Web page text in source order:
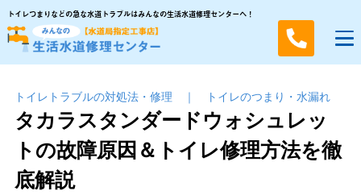
トイレつまりなどの急な水道トラブルはみんなの生活水道修理センターへ！
トイレトラブルの対処法・修理 ｜ トイレのつまり・⽔漏れ
タカラスタンダードウォシュレッ
トの故障原因＆トイレ修理方法を徹
底解説